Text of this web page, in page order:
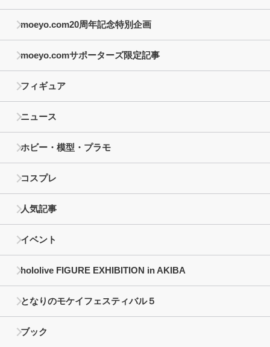
moeyo.com20周年記念特別企画
moeyo.comサポーターズ限定記事
フィギュア
ニュース
ホビー・模型・プラモ
コスプレ
人気記事
イベント
hololive FIGURE EXHIBITION in AKIBA
となりのモケイフェスティバル５
ブック